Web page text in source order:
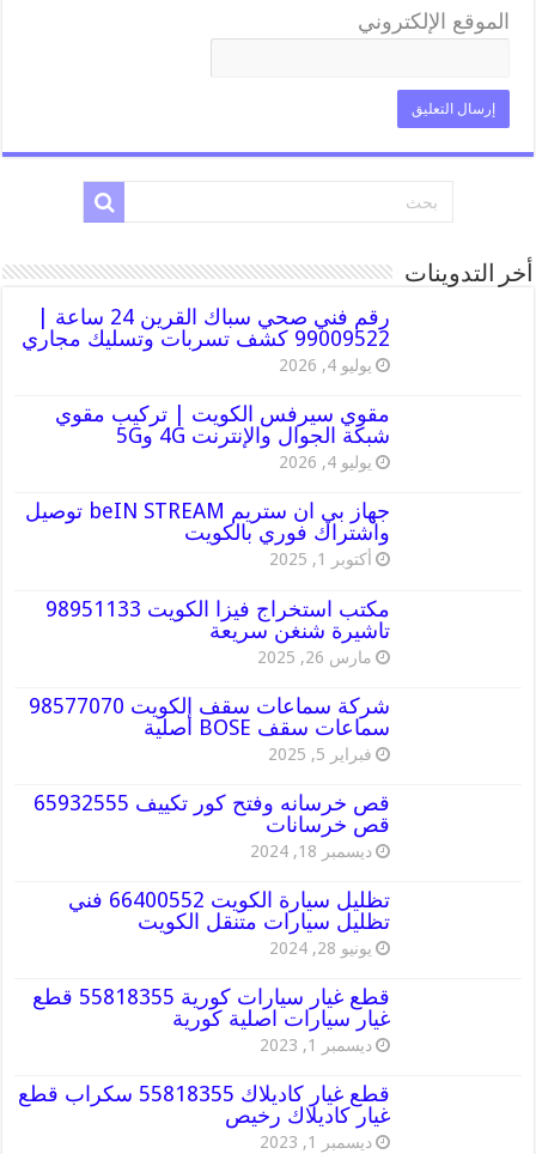
الموقع الإلكتروني
أخر التدوينات
رقم فني صحي سباك القرين 24 ساعة |
99009522 كشف تسربات وتسليك مجاري
يوليو 4, 2026
مقوي سيرفس الكويت | تركيب مقوي
شبكة الجوال والإنترنت 4G و5G
يوليو 4, 2026
جهاز بي ان ستريم beIN STREAM توصيل
واشتراك فوري بالكويت
أكتوبر 1, 2025
مكتب استخراج فيزا الكويت 98951133
تاشيرة شنغن سريعة
مارس 26, 2025
شركة سماعات سقف الكويت 98577070
سماعات سقف BOSE أصلية
فبراير 5, 2025
قص خرسانه وفتح كور تكييف 65932555
قص خرسانات
ديسمبر 18, 2024
تظليل سيارة الكويت 66400552 فني
تظليل سيارات متنقل الكويت
يونيو 28, 2024
قطع غيار سيارات كورية 55818355 قطع
غيار سيارات اصلية كورية
ديسمبر 1, 2023
قطع غيار كاديلاك 55818355 سكراب قطع
غيار كاديلاك رخيص
ديسمبر 1, 2023